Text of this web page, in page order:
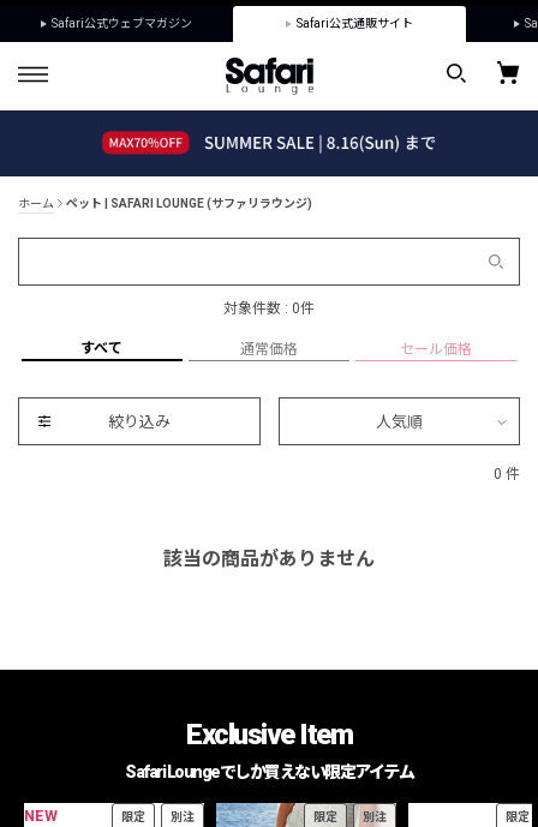
Safari公式ウェブマガジン Safari公式通販サイト
ホーム ペット | SAFARI LOUNGE (サファリラウンジ)
対象件数 : 0件
すべて 通常価格 セール価格
絞り込み 人気順
0 件
該当の商品がありません
Exclusive Item
Safari Loungeでしか買えない限定アイテム
NEW 限定 別注 限定 別注 限定